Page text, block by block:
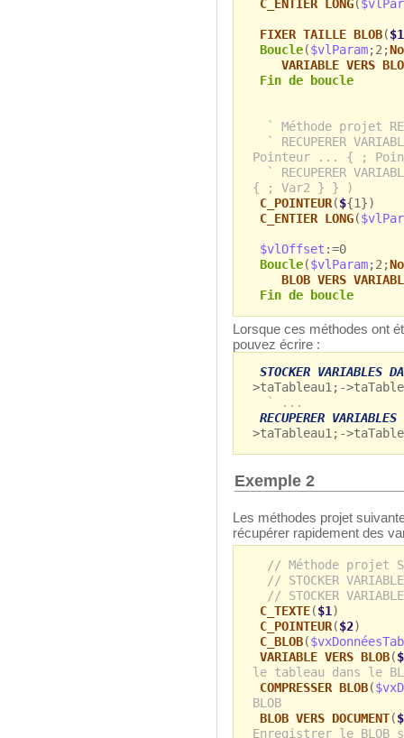
C_ENTIER LONG(
FIXER TAILLE BLOB($1
Boucle($vlParam;2;
VARIABLE VERS
Fin de boucle
` Méthode projet
` RECUPERER
Pointeur ... { ;
` RECUPERER
{ ; Var2 } } )
C_POINTEUR(${1})
C_ENTIER LONG(
$vlOffset :=0
Boucle($vlParam;2;
BLOB VERS
Fin de boucle
Lorsque ces méthodes ont
pouvez écrire :
STOCKER VARIABLES
>taTableau1;-
` ...
RECUPERER VARIABLES
>taTableau1;-
Exemple 2
Les méthodes projet
récupérer rapidement des
// Méthode projet
// STOCKER
// STOCKER
C_TEXTE($1)
C_POINTEUR($2)
C_BLOB(
VARIABLE VERS BLOB(
le tableau dans le
COMPRESSER BLOB(
BLOB
BLOB VERS DOCUMENT(
Enregistrer le BLOB